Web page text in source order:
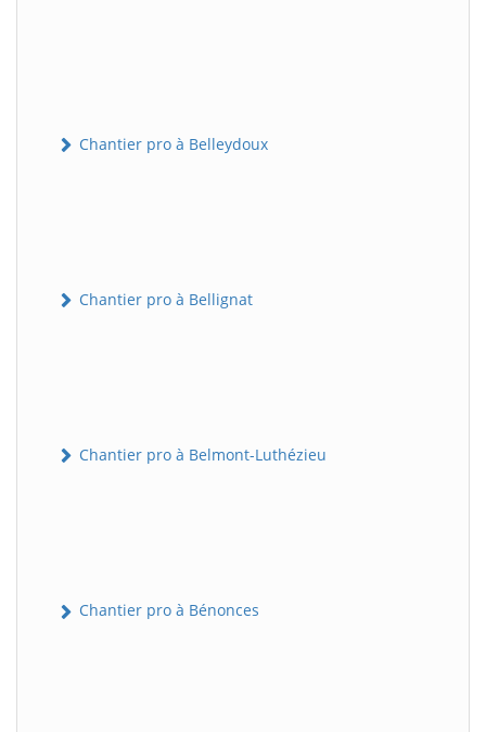
Chantier pro à Belleydoux
Chantier pro à Bellignat
Chantier pro à Belmont-Luthézieu
Chantier pro à Bénonces